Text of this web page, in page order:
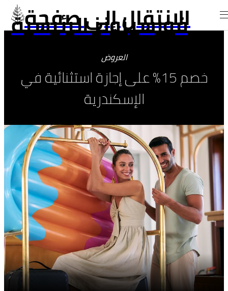
الانتقال إلى صفحة
فورسيزونز الرئيسية
العروض
خصم 15% على إجازة استثنائية في
الإسكندرية